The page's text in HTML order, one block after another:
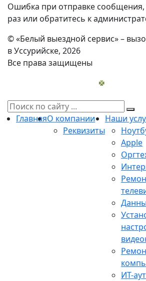
Ошибка при отправке
раз или обратитесь к
© «Белый выездной сервис» –
в Уссурийске, 2026
Все права защищены
ГлавнаяО компании
Реквизиты
Наши
Apple
ИТ-